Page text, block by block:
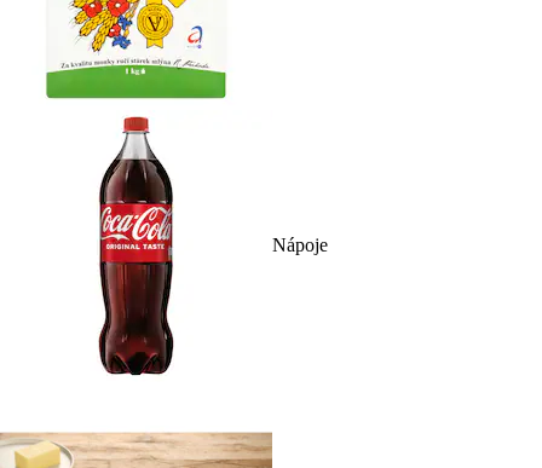
Nápoje